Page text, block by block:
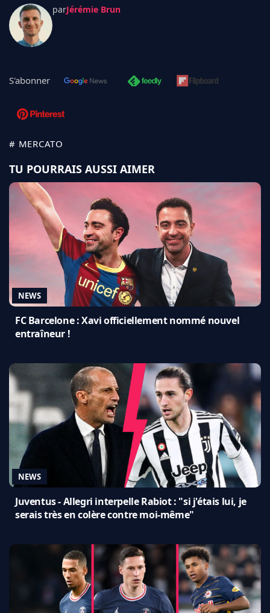
parJérémie Brun
S'abonner
# MERCATO
TU POURRAIS AUSSI AIMER
NEWS
FC Barcelone : Xavi officiellement nommé nouvel
entraîneur !
NEWS
Juventus - Allegri interpelle Rabiot : "si j'étais lui, je
serais très en colère contre moi-même"